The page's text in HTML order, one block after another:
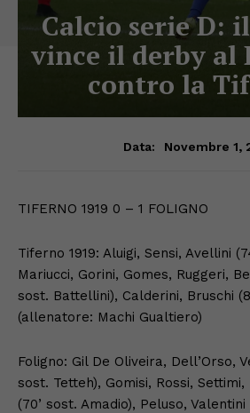
Calcio serie D:
vince il derby al
contro la
Data: Novembre 1,
TIFERNO 1919 0 – 1 FOLIGNO
Tiferno 1919: Aluigi, Sensi, Avellini
Mariucci, Gorini, Gomes, Ruggeri,
sost. Battellini), Calderini, Bruschi
(allenatore: Machi Gualtiero)
Foligno: Gil De Oliveira, Dell’Orso,
sost. Tetteh), Gomisi, Rossi, Settimi,
(70’ sost. Amadio), Peluso, Valentini